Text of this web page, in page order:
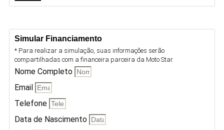
Simular Financiamento
* Para realizar a simulação, suas informações serão
compartilhadas com a financeira parceira da Moto Star.
Nome Completo
Email
Telefone
Data de Nascimento